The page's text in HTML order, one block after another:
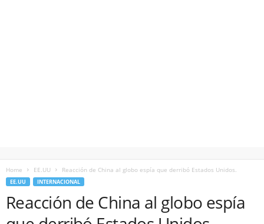
Home EE.UU Reacción de China al globo espía que derribó Estados Unidos.
EE.UU INTERNACIONAL
Reacción de China al globo espía